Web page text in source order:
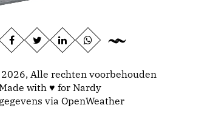
Alle rechten voorbehouden
with ♥ for Nardy
via OpenWeather